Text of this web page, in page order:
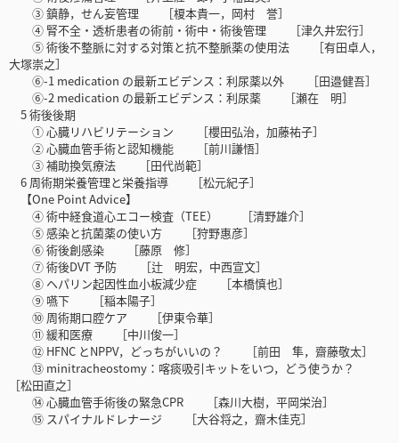
③ 鎮静，せん妄管理 ［榎本貴一，岡村 誉］
④ 腎不全・透析患者の術前・術中・術後管理 ［津久井宏行］
⑤ 術後不整脈に対する対策と抗不整脈薬の使用法 ［有田卓人，
大塚崇之］
⑥-1 medication の最新エビデンス：利尿薬以外 ［田邉健吾］
⑥-2 medication の最新エビデンス：利尿薬 ［瀬在 明］
5 術後後期
① 心臓リハビリテーション ［櫻田弘治，加藤祐子］
② 心臓血管手術と認知機能 ［前川謙悟］
③ 補助換気療法 ［田代尚範］
6 周術期栄養管理と栄養指導 ［松元紀子］
【One Point Advice】
④ 術中経食道心エコー検査（TEE） ［清野雄介］
⑤ 感染と抗菌薬の使い方 ［狩野惠彦］
⑥ 術後創感染 ［藤原 修］
⑦ 術後DVT 予防 ［辻 明宏，中西宣文］
⑧ ヘパリン起因性血小板減少症 ［本橋慎也］
⑨ 嚥下 ［稲本陽子］
⑩ 周術期口腔ケア ［伊東令華］
⑪ 緩和医療 ［中川俊一］
⑫ HFNC とNPPV，どっちがいいの？ ［前田 隼，齋藤敬太］
⑬ minitracheostomy：喀痰吸引キットをいつ，どう使うか？
［松田直之］
⑭ 心臓血管手術後の緊急CPR ［森川大樹，平岡栄治］
⑮ スパイナルドレナージ ［大谷将之，齋木佳克］